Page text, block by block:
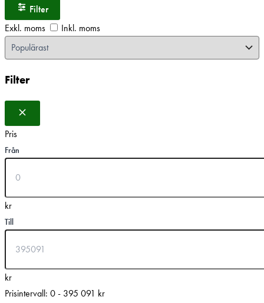
Filter
Exkl. moms
Inkl. moms
Filter
Pris
Från
kr
Till
kr
Prisintervall: 0 - 395 091 kr